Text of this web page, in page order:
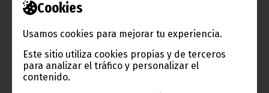
Cookies
Usamos cookies para mejorar tu experiencia.
Este sitio utiliza cookies propias y de terceros
para analizar el tráfico y personalizar el
contenido.
Información de Guinea Ecuatorial
TVGE